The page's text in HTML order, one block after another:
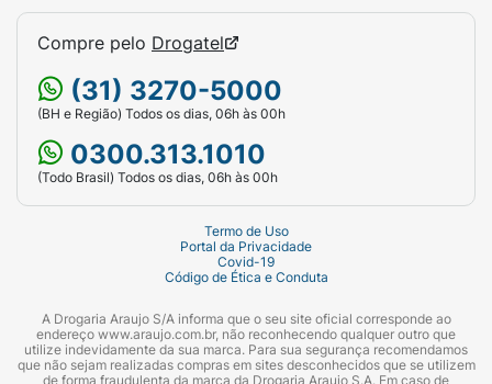
Compre pelo Drogatel
(31) 3270-5000
(BH e Região) Todos os dias, 06h às 00h
0300.313.1010
(Todo Brasil) Todos os dias, 06h às 00h
Termo de Uso
Portal da Privacidade
Covid-19
Código de Ética e Conduta
A Drogaria Araujo S/A informa que o seu site oficial corresponde ao
endereço www.araujo.com.br, não reconhecendo qualquer outro que
utilize indevidamente da sua marca. Para sua segurança recomendamos
que não sejam realizadas compras em sites desconhecidos que se utilizem
de forma fraudulenta da marca da Drogaria Araujo S.A. Em caso de